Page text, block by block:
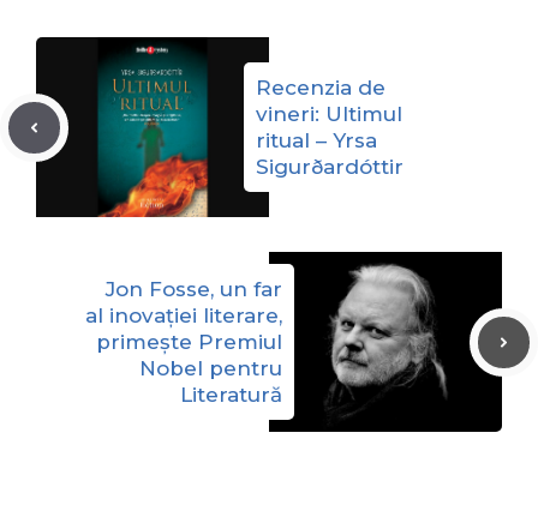
Recenzia de
vineri: Ultimul
ritual – Yrsa
Sigurðardóttir
Jon Fosse, un far
al inovației literare,
primeşte Premiul
Nobel pentru
Literatură